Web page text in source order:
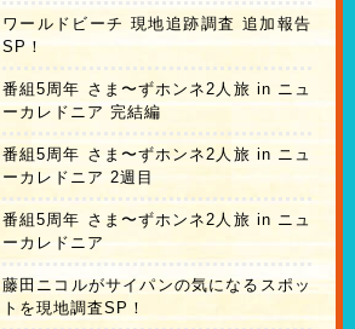
ワールドビーチ 現地追跡調査 追加報告
SP！
番組5周年 さま〜ずホンネ2人旅 in ニュ
ーカレドニア 完結編
番組5周年 さま〜ずホンネ2人旅 in ニュ
ーカレドニア 2週目
番組5周年 さま〜ずホンネ2人旅 in ニュ
ーカレドニア
藤田ニコルがサイパンの気になるスポッ
トを現地調査SP！